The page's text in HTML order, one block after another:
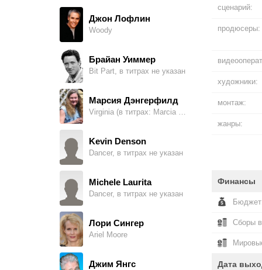
Джон Лофлин
Woody
Брайан Уиммер
Bit Part, в титрах не указан
Марсия Дэнгерфилд
Kevin Denson
Dancer, в титрах не указан
Michele Laurita
Dancer, в титрах не указан
Лори Сингер
Ariel Moore
Джим Янгс
сценарий:
продюсеры:
художники:
монтаж:
жанры:
Финансы
Сборы
Дата